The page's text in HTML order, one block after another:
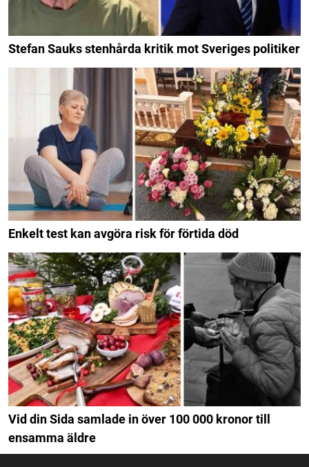
Stefan Sauks stenhårda kritik mot Sveriges politiker
Enkelt test kan avgöra risk för förtida död
Vid din Sida samlade in över 100 000 kronor till
ensamma äldre